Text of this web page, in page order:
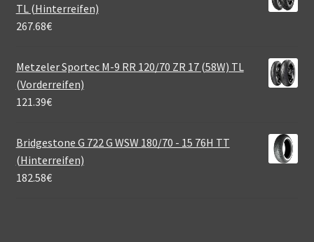
TL (Hinterreifen)
267.68€
Metzeler Sportec M-9 RR 120/70 ZR 17 (58W) TL
(Vorderreifen)
121.39€
Bridgestone G 722 G WSW 180/70 - 15 76H TT
(Hinterreifen)
182.58€